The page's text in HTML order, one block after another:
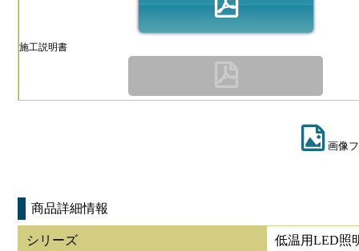
施工説明書
画像
商品詳細情報
シリーズ 低温用LED照